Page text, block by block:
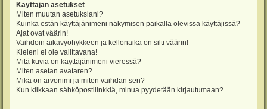
Käyttäjän asetukset
Miten muutan asetuksiani?
Kuinka estän käyttäjänimeni näkymisen paikalla olevissa käyttäjissä?
Ajat ovat väärin!
Vaihdoin aikavyöhykkeen ja kellonaika on silti väärin!
Kieleni ei ole valittavana!
Mitä kuvia on käyttäjänimeni vieressä?
Miten asetan avataren?
Mikä on arvonimi ja miten vaihdan sen?
Kun klikkaan sähköpostilinkkiä, minua pyydetään kirjautumaan?